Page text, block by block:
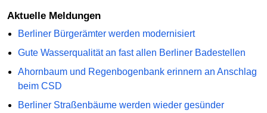
Aktuelle Meldungen
Berliner Bürgerämter werden modernisiert
Gute Wasserqualität an fast allen Berliner Badestellen
Ahornbaum und Regenbogenbank erinnern an Anschlag
beim CSD
Berliner Straßenbäume werden wieder gesünder